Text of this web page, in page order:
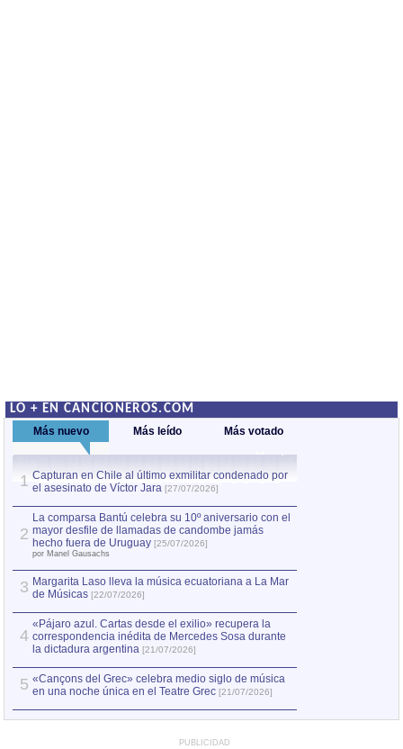
LO + EN CANCIONEROS.COM
Más nuevo Más leído Más votado
1 Capturan en Chile al último exmilitar condenado por
el asesinato de Víctor Jara [27/07/2026]
2
La comparsa Bantú celebra su 10º aniversario con el
mayor desfile de llamadas de candombe jamás
hecho fuera de Uruguay [25/07/2026]
por Manel Gausachs
3 Margarita Laso lleva la música ecuatoriana a La Mar
de Músicas [22/07/2026]
4
«Pájaro azul. Cartas desde el exilio» recupera la
correspondencia inédita de Mercedes Sosa durante
la dictadura argentina [21/07/2026]
5 «Cançons del Grec» celebra medio siglo de música
en una noche única en el Teatre Grec [21/07/2026]
PUBLICIDAD